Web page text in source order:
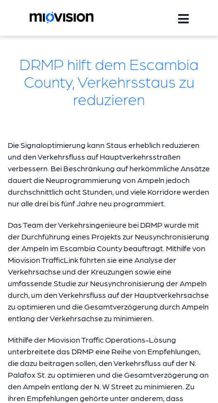
DRMP hilft dem Escambia
County, Verkehrsstaus zu
reduzieren
Die Signaloptimierung kann Staus erheblich reduzieren
und den Verkehrsfluss auf Hauptverkehrsstraßen
verbessern. Bei Beschränkung auf herkömmliche Ansätze
dauert die Neuprogrammierung von Ampeln jedoch
durchschnittlich acht Stunden, und viele Korridore werden
nur alle drei bis fünf Jahre neu programmiert.
Das Team der Verkehrsingenieure bei DRMP wurde mit
der Durchführung eines Projekts zur Neusynchronisierung
der Ampeln im Escambia County beauftragt. Mithilfe von
Miovision TrafficLink führten sie eine Analyse der
Verkehrsachse und der Kreuzungen sowie eine
umfassende Studie zur Neusynchronisierung der Ampeln
durch, um den Verkehrsfluss auf der Hauptverkehrsachse
zu optimieren und die Gesamtverzögerung durch Ampeln
entlang der Verkehrsachse zu minimieren.
Mithilfe der Miovision Traffic Operations-Lösung
unterbreitete das DRMP eine Reihe von Empfehlungen,
die dazu beitragen sollen, den Verkehrsfluss auf der N.
Palafox St. zu optimieren und die Gesamtverzögerung an
den Ampeln entlang der N. W Street zu minimieren. Zu
ihren Empfehlungen gehörte unter anderem, dass